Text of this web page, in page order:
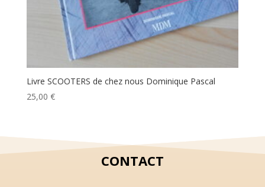
Livre SCOOTERS de chez nous Dominique Pascal
25,00 €
CONTACT